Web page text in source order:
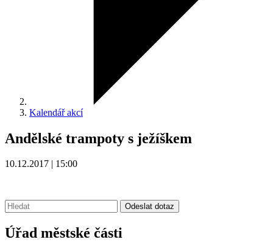
Kalendář akcí
Andělské trampoty s ježíškem
10.12.2017 | 15:00
Vyhledávání: Odeslat dotaz
Úřad městské části